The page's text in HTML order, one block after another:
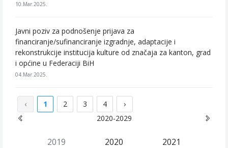
10.Mar.2025.
Javni poziv za podnošenje prijava za
financiranje/sufinanciranje izgradnje, adaptacije i
rekonstrukcije institucija kulture od značaja za kanton, grad
i općine u Federaciji BiH
04.Mar.2025.
‹ 1 2 3 4
›
2020-2029
2019 2020 2021